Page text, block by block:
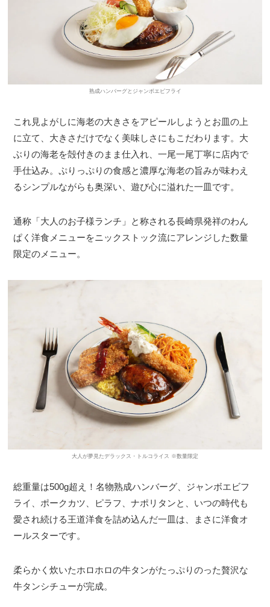
熟成ハンバーグとジャンボエビフライ
これ見よがしに海老の大きさをアピールしようとお皿の上
に立て、大きさだけでなく美味しさにもこだわります。大
ぶりの海老を殻付きのまま仕入れ、一尾一尾丁寧に店内で
手仕込み。ぷりっぷりの食感と濃厚な海老の旨みが味わえ
るシンプルながらも奥深い、遊び心に溢れた一皿です。
通称「大人のお子様ランチ」と称される長崎県発祥のわん
ぱく洋食メニューをニックストック流にアレンジした数量
限定のメニュー。
大人が夢見たデラックス・トルコライス ※数量限定
総重量は500g超え！名物熟成ハンバーグ、ジャンボエビフ
ライ、ポークカツ、ピラフ、ナポリタンと、いつの時代も
愛され続ける王道洋食を詰め込んだ一皿は、まさに洋食オ
ールスターです。
柔らかく炊いたホロホロの牛タンがたっぷりのった贅沢な
牛タンシチューが完成。